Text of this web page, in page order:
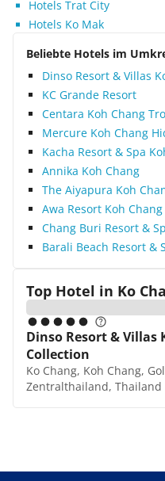
Hotels Trat City
Hotels Ko Mak
Beliebte Hotels im
Dinso Resort & Villas
KC Grande Resort
Centara Koh Chang
Mercure Koh Chang
Kacha Resort & Spa
Annika Koh Chang
The Aiyapura Koh
Awa Resort Koh Chang
Chang Buri Resort &
Barali Beach Resort &
Top Hotel in Ko
Dinso Resort & Villas
Collection
Ko Chang, Koh Chang,
Zentralthailand, Thailand